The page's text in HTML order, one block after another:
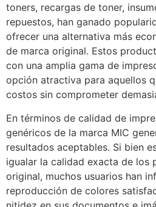
toners, recargas de toner,
repuestos, han ganado
ofrecer una alternativa más
de marca original. Estos
con una amplia gama de
opción atractiva para aquellos
costos sin comprometer
En términos de calidad de
genéricos de la marca MIC
resultados aceptables. Si bien
igualar la calidad exacta de los
original, muchos usuarios han
reproducción de colores